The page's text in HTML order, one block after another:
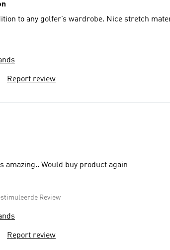
to any golfer’s wardrobe. Nice stretch
Report review
amazing.. Would buy product again
Review
Report review